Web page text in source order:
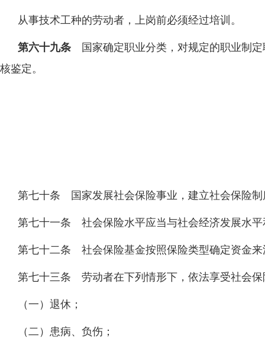
从事技术工种的劳动者，上岗前必须经过培训。
第六十九条 国家确定职业分类，对规定的职业制
核鉴定。
第七十条 国家发展社会保险事业，建立社会保险
第七十一条 社会保险水平应当与社会经济发展水平
第七十二条 社会保险基金按照保险类型确定资金
第七十三条 劳动者在下列情形下，依法享受社会保
（一）退休；
（二）患病、负伤；